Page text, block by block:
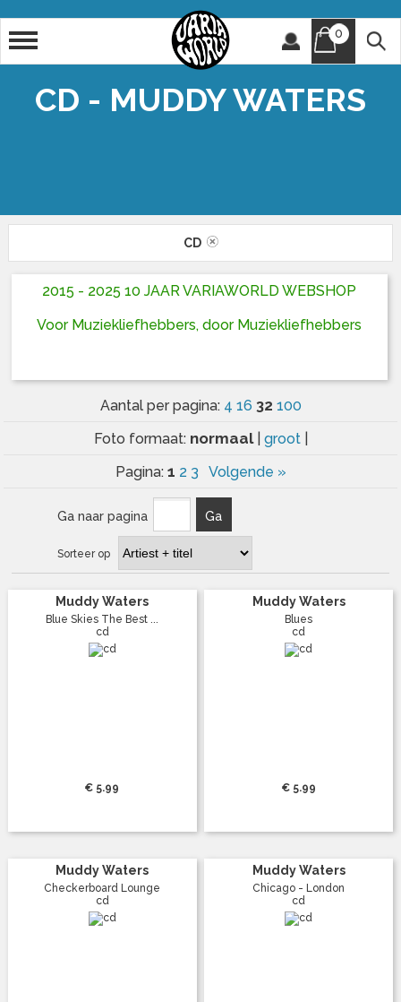
0
CD - MUDDY WATERS
CD
2015 - 2025 10 JAAR VARIAWORLD WEBSHOP
Voor Muziekliefhebbers, door Muziekliefhebbers
Aantal per pagina: 4 16 32 100
Foto formaat: normaal groot
Pagina: 1 2 3 Volgende »
Ga naar pagina Ga
Sorteer op
Muddy Waters
Blue Skies The Best ...
cd
€ 5.99
Muddy Waters
Blues
cd
€ 5.99
Muddy Waters
Checkerboard Lounge
cd
Muddy Waters
Chicago - London
cd